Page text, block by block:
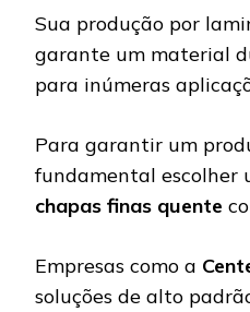
Sua produção por
garante um material
para inúmeras
Para garantir um
fundamental escolher
chapas finas quente
Empresas como a
soluções de alto